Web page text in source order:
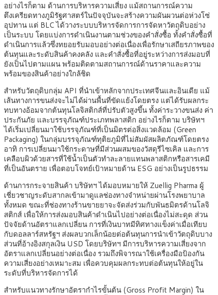
อย่างไรก็ตาม ด้านการบริหารความเสี่ยง แม้สถานการณ์ความ
ตึงเครียดทางภูมิรัฐศาสตร์ในปัจจุบันจะสร้างความผันผวนต่อห่วงโซ่
อุปทาน แต่ BLC ได้วางระบบบริหารจัดการการจัดหาวัตถุดิบอย่าง
เป็นระบบ โดยแบ่งการดำเนินงานตามช่วงของคำสั่งซื้อ ทั้งคำสั่งซื้อที่
ดำเนินการแล้วซึ่งทยอยรับมอบอย่างต่อเนื่องเพื่อรักษาเสถียรภาพของ
ต้นทุนและระดับสินค้าคงคลัง และคำสั่งซื้อที่อยู่ระหว่างการส่งมอบที่
ยังเป็นไปตามแผน พร้อมติดตามสถานการณ์ด้านราคาและความ
พร้อมของสินค้าอย่างใกล้ชิด
สำหรับวัตถุดิบกลุ่ม API ที่นำเข้าหลักจากประเทศจีนและอินเดีย แม้
เส้นทางการขนส่งจะไม่ได้ผ่านพื้นที่ขัดแย้งโดยตรง แต่ได้รับผลกระ
ทบทางอ้อมจากต้นทุนโลจิสติกส์ที่ปรับตัวสูงขึ้น ทั้งค่าระวางขนส่ง ค่า
ประกันภัย และบรรจุภัณฑ์ประเภทพลาสติก อย่างไรก็ตาม บริษัทฯ
ได้เริ่มเปลี่ยนมาใช้บรรจุภัณฑ์ที่เป็นมิตรต่อสิ่งแวดล้อม (Green
Packaging) ในกลุ่มบรรจุภัณฑ์ทุติยภูมิที่ไม่สัมผัสผลิตภัณฑ์โดยตรง
อาทิ การเปลี่ยนมาใช้กระดาษที่มีส่วนผสมของวัสดุรีไซเคิล และการ
เคลือบผิวด้วยสารที่ใช้น้ำเป็นตัวทำละลายแทนพลาสติกหรือสารเคมี
ที่เป็นอันตราย เพื่อตอบโจทย์เป้าหมายด้าน ESG อย่างเป็นรูปธรรม
ด้านการกระจายสินค้า บริษัทฯ ได้มอบหมายให้ Zuellig Pharma ผู้
เชี่ยวชาญระดับสากลเข้ามาดูแลช่องทางจำหน่ายผ่านโรงพยาบาล
ทั้งหมด ขณะที่ช่องทางร้านขายยาจะจัดส่งร่วมกับพันธมิตรด้านโลจิ
สติกส์ เพื่อให้การส่งมอบสินค้าดำเนินไปอย่างต่อเนื่องไม่สะดุด ส่วน
ปัจจัยด้านอัตราแลกเปลี่ยน การที่เงินบาทมีทิศทางแข็งค่าเมื่อเทียบ
กับดอลลาร์สหรัฐฯ ส่งผลบวกเล็กน้อยต่อต้นทุนการนำเข้าวัตถุดิบบาง
ส่วนที่อ้างอิงสกุลเงิน USD โดยบริษัทฯ มีการบริหารความเสี่ยงจาก
อัตราแลกเปลี่ยนอย่างต่อเนื่อง รวมถึงพิจารณาใช้เครื่องมือป้องกัน
ความเสี่ยงอย่างเหมาะสม เพื่อควบคุมผลกระทบต่อต้นทุนให้อยู่ใน
ระดับที่บริหารจัดการได้
สำหรับแนวทางรักษาอัตรากำไรขั้นต้น (Gross Profit Margin) ใน